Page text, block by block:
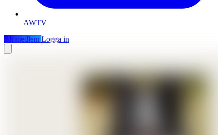
AWTV
Bli medlem Logga in